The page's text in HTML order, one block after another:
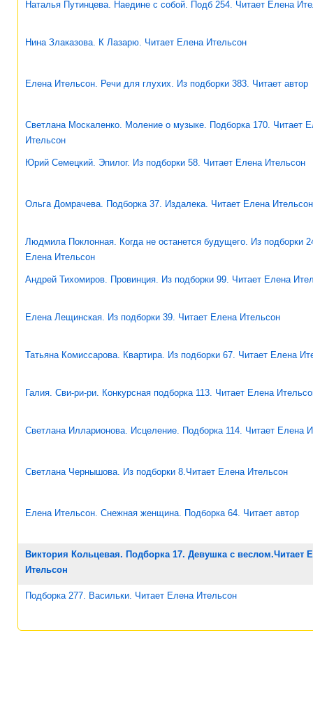
Наталья Путинцева. Наедине с собой. Подб 254. Читает Елена
Нина Злаказова. К Лазарю. Читает Елена Ительсон
Елена Ительсон. Речи для глухих. Из подборки 383. Читает автор
Светлана Москаленко. Моление о музыке. Подборка 170. Читает
Ительсон
Юрий Семецкий. Эпилог. Из подборки 58. Читает Елена Ительсон
Ольга Домрачева. Подборка 37. Издалека. Читает Елена Ительсон
Людмила Поклонная. Когда не останется будущего. Из подборки
Елена Ительсон
Андрей Тихомиров. Провинция. Из подборки 99. Читает Елена
Елена Лещинская. Из подборки 39. Читает Елена Ительсон
Татьяна Комиссарова. Квартира. Из подборки 67. Читает Елена
Галия. Сви-ри-ри. Конкурсная подборка 113. Читает Елена
Светлана Илларионова. Исцеление. Подборка 114. Читает Елена
Светлана Чернышова. Из подборки 8.Читает Елена Ительсон
Елена Ительсон. Снежная женщина. Подборка 64. Читает автор
Виктория Кольцевая. Подборка 17. Девушка с веслом.Читает
Ительсон
Подборка 277. Васильки. Читает Елена Ительсон